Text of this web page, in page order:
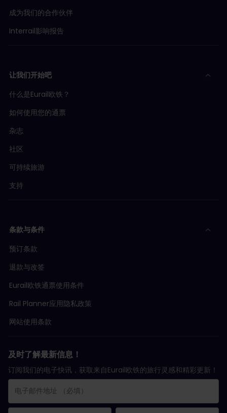
成为我们的合作伙伴
Interrail影响报告
让我们开始吧
什么是Eurail欧铁？
如何使用您的通票
杂志
社区
可持续旅游
支持
条款与条件
预订条款
退款与改签
Eurail欧铁通票使用条件
Rail Planner应用隐私政策
网站使用条款
及时了解最新信息！
订阅我们的电子快讯，获取来自Eurail欧铁的旅行灵感和精彩更新！